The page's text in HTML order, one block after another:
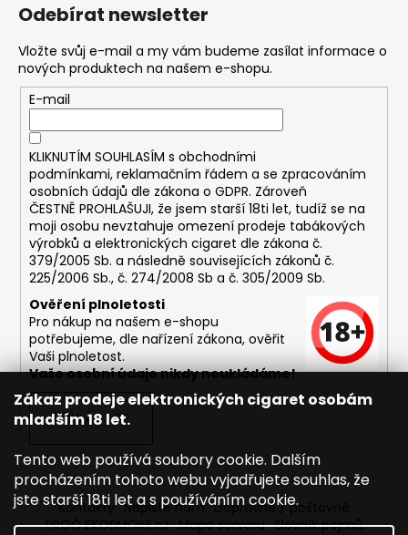
Zákaz prodeje elektronických cigaret osobám
mladším 18 let.
Tento web používá soubory cookie. Dalším
procházením tohoto webu vyjadřujete souhlas, že
jste starší 18ti let a s používáním cookie.
Odebírat newsletter
Vložte svůj e-mail a my vám budeme zasílat informace o
nových produktech na našem e-shopu.
E-mail
KLIKNUTÍM SOUHLASÍM s obchodními
podmínkami, reklamačním řádem a se zpracováním
osobních údajů dle zákona o GDPR. Zároveň
ČESTNĚ PROHLAŠUJI, že jsem starší 18ti let, tudíž se na
moji osobu nevztahuje omezení prodeje tabákových
výrobků a elektronických cigaret dle zákona č.
379/2005 Sb. a následně souvisejících zákonů č.
225/2006 Sb., č. 274/2008 Sb a č. 305/2009 Sb.
Ověření plnoletosti
Pro nákup na našem e-shopu
potřebujeme, dle nařízení zákona, ověřit
Vaši plnoletost.
Vaše osobní údaje nikdy neukládáme!
PŘIHLÁSIT SE
Kontakty Napište nám Dopravné / poštovné
PROČ EKOSMOKE.cz Mapa serveru Slovník pojmů